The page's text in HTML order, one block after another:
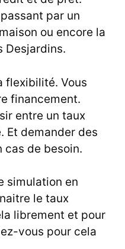
par un
ou encore la
Desjardins.
flexibilité. Vous
financement.
entre un taux
Et demander des
cas de besoin.
simulation en
le taux
librement et pour
vous pour cela